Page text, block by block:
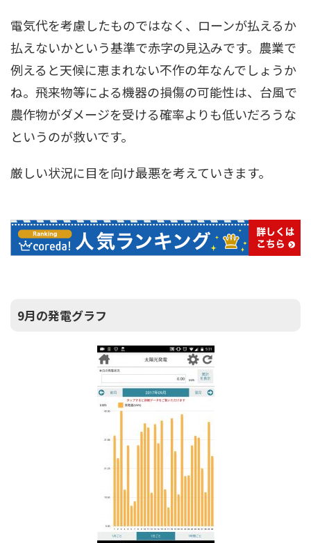
電気代を考慮したものではなく、ローンが払えるか
払えないかという基準で赤字の見込みです。農業で
例えると天候に恵まれない不作の年なんでしょうか
ね。飛来物等による機器の損傷の可能性は、台風で
農作物がダメージを受ける確率よりも低いだろうな
というのが救いです。
厳しい状況に目を向け最悪を考えていきます。
9月の発電グラフ